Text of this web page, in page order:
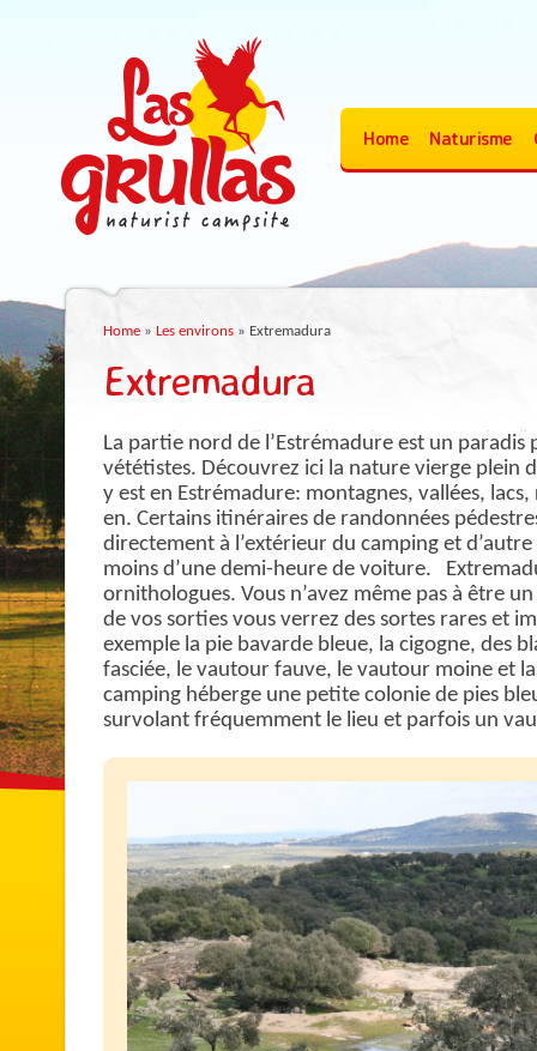
Home Naturisme
Extremadura
Home » Les environs » Extremadura
La partie nord de l’Estrémadure est un
vététistes. Découvrez ici la nature vierge plein
y est en Estrémadure: montagnes, vallées,
en. Certains itinéraires de randonnées
directement à l’extérieur du camping et
moins d’une demi-heure de voiture.
ornithologues. Vous n’avez même pas à être
de vos sorties vous verrez des sortes rares et
exemple la pie bavarde bleue, la cigogne, des
fasciée, le vautour fauve, le vautour moine et
camping héberge une petite colonie de pies
survolant fréquemment le lieu et parfois un